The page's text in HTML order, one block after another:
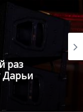
Дармон,
увидят
Дориана
Вуди
раз
Дарьи